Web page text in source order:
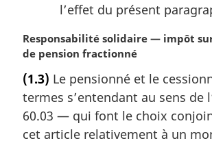
l’effet du présent
N
o
e
m
a
r
Responsabilité solidaire — impôt
de pension fractionné
(1.3) Le pensionné et le
termes s’entendant au sens de
60.03 — qui font le choix
cet article relativement à un